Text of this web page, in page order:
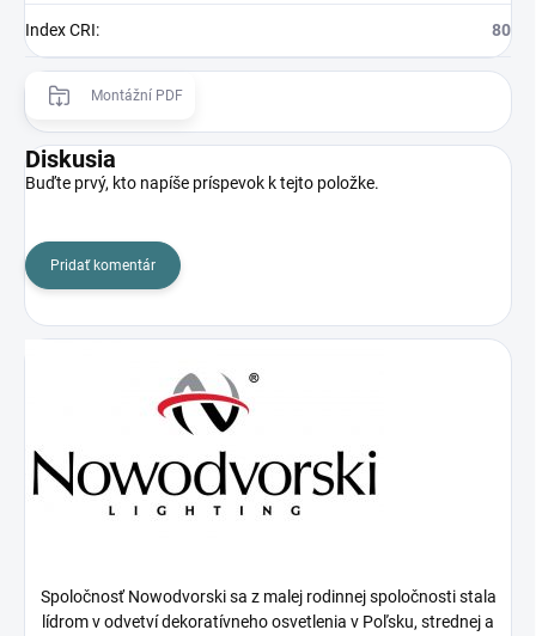
Index CRI: 80
Montážní PDF
Diskusia
Buďte prvý, kto napíše príspevok k tejto položke.
Pridať komentár
Spoločnosť Nowodvorski sa z malej rodinnej spoločnosti stala
lídrom v odvetví dekoratívneho osvetlenia v Poľsku, strednej a